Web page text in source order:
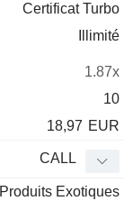
Certificat Turbo
Illimité
1.87x
10
18,97 EUR
CALL
Produits Exotiques